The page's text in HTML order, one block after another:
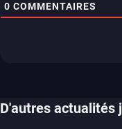
0 COMMENTAIRES
D'autres actualités